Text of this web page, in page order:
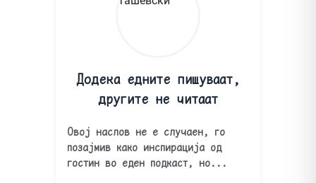
Додека едните пишуваат,
другите не читаат
Овој наслов не е случаен, го
позајмив како инспирација од
гостин во еден подкаст, но...